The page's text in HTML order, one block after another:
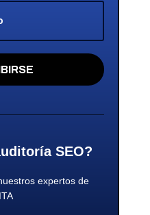
SEO?
expertos de